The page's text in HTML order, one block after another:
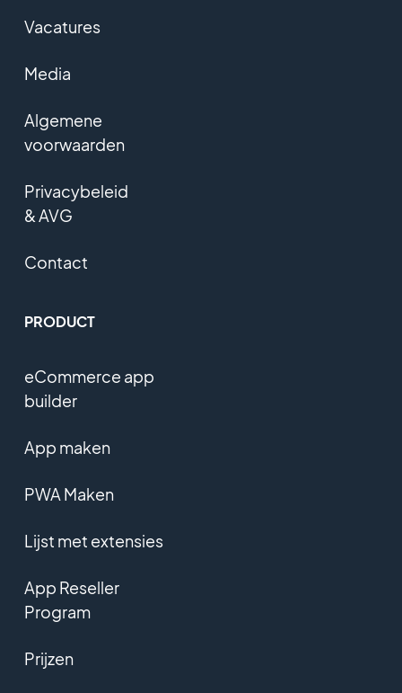
Vacatures
Media
Algemene
voorwaarden
Privacybeleid
& AVG
Contact
PRODUCT
eCommerce app
builder
App maken
PWA Maken
Lijst met extensies
App Reseller
Program
Prijzen